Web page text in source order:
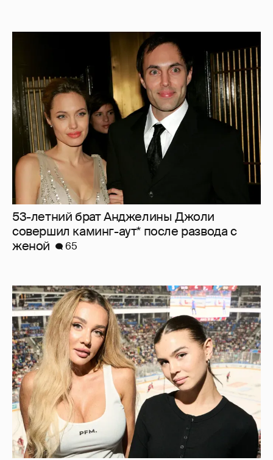
53-летний брат Анджелины Джоли
совершил каминг-аут* после развода с
женой
65